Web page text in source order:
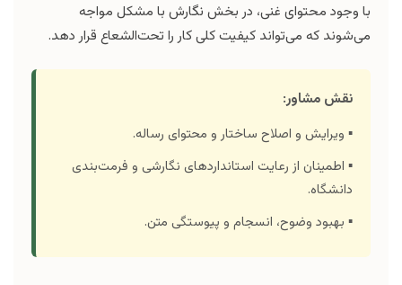
با وجود محتوای غنی، در بخش نگارش با مشکل مواجه
می‌شوند که می‌تواند کیفیت کلی کار را تحت‌الشعاع قرار دهد.
نقش مشاور:
▪️ ویرایش و اصلاح ساختار و محتوای رساله.
▪️ اطمینان از رعایت استانداردهای نگارشی و فرمت‌بندی
دانشگاه.
▪️ بهبود وضوح، انسجام و پیوستگی متن.